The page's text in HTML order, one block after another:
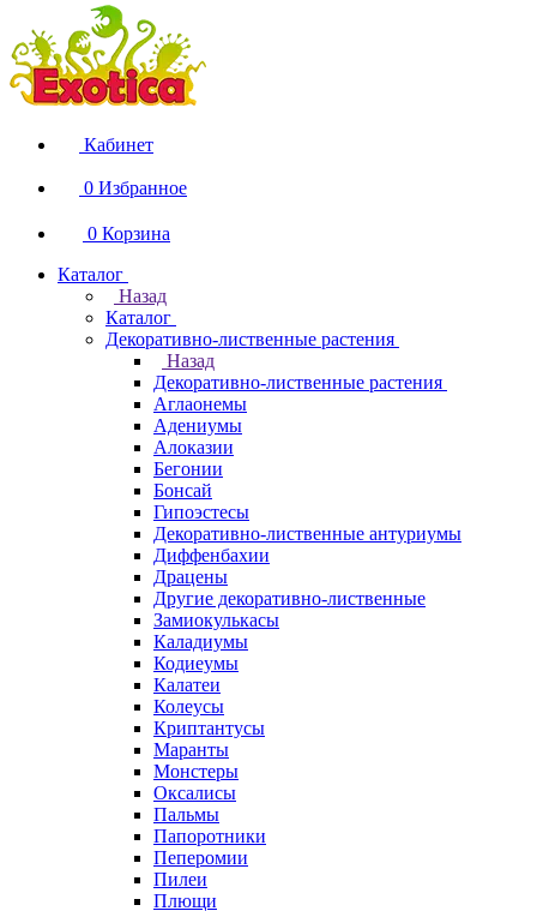
Кабинет
0 Избранное
0 Корзина
Каталог
Назад
Каталог
Декоративно-лиственные растения
Назад
Декоративно-лиственные растения
Аглаонемы
Адениумы
Алоказии
Бегонии
Бонсай
Гипоэстесы
Декоративно-лиственные антуриумы
Диффенбахии
Драцены
Другие декоративно-лиственные
Замиокулькасы
Каладиумы
Кодиеумы
Калатеи
Колеусы
Криптантусы
Маранты
Монстеры
Оксалисы
Пальмы
Папоротники
Пеперомии
Пилеи
Плющи